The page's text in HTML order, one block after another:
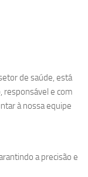
de saúde, está
responsável e com
à nossa equipe
a precisão e